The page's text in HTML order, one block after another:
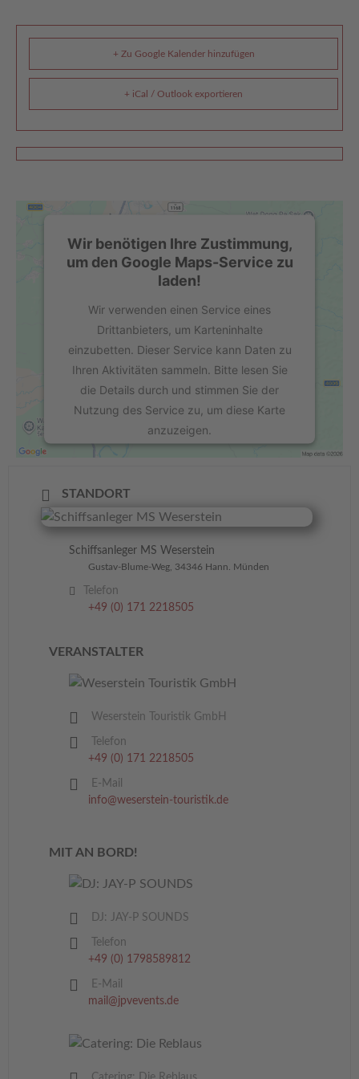
+ Zu Google Kalender hinzufügen
+ iCal / Outlook exportieren
Wir benötigen Ihre Zustimmung,
um den Google Maps-Service zu
laden!
Wir verwenden einen Service eines
Drittanbieters, um Karteninhalte
einzubetten. Dieser Service kann Daten zu
Ihren Aktivitäten sammeln. Bitte lesen Sie
die Details durch und stimmen Sie der
Nutzung des Service zu, um diese Karte
anzuzeigen.
Akzeptieren
powered by Usercentrics Consent
Management Platform &eRecht24
STANDORT
Schiffsanleger MS Weserstein
Gustav-Blume-Weg, 34346 Hann. Münden
Telefon
+49 (0) 171 2218505
VERANSTALTER
Weserstein Touristik GmbH
Telefon
+49 (0) 171 2218505
E-Mail
info@weserstein-touristik.de
MIT AN BORD!
DJ: JAY-P SOUNDS
Telefon
+49 (0) 1798589812
E-Mail
mail@jpvevents.de